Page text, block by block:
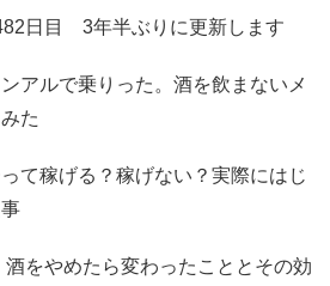
日目 3年半ぶりに更新します
アルで乗りった。酒を飲まないメ
た
て稼げる？稼げない？実際にはじ
酒をやめたら変わったこととその効